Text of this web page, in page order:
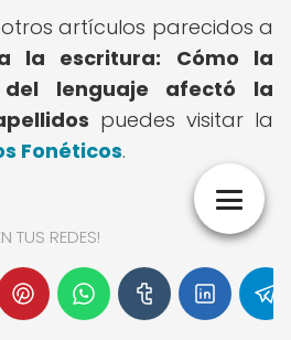
artículos parecidos a
la escritura: Cómo la
del lenguaje afectó la
puedes visitar la
Fonéticos.
TUS REDES!